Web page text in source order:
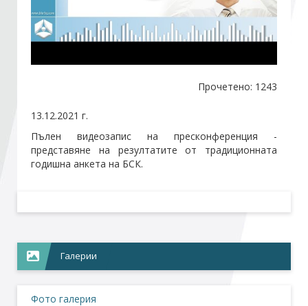
Проекти
Стани член
Абонирайте се!
Прочетено: 1243
13.12.2021 г.
Пълен видеозапис на пресконференция -
представяне на резултатите от традиционната
годишна анкета на БСК.
Галерии
Фото галерия